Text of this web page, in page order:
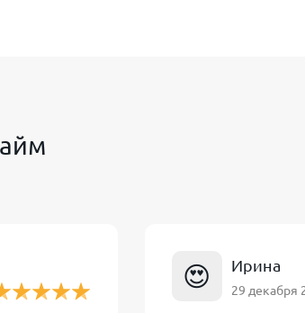
клиентов
без процентов в
😍 Ирина
29 декабря